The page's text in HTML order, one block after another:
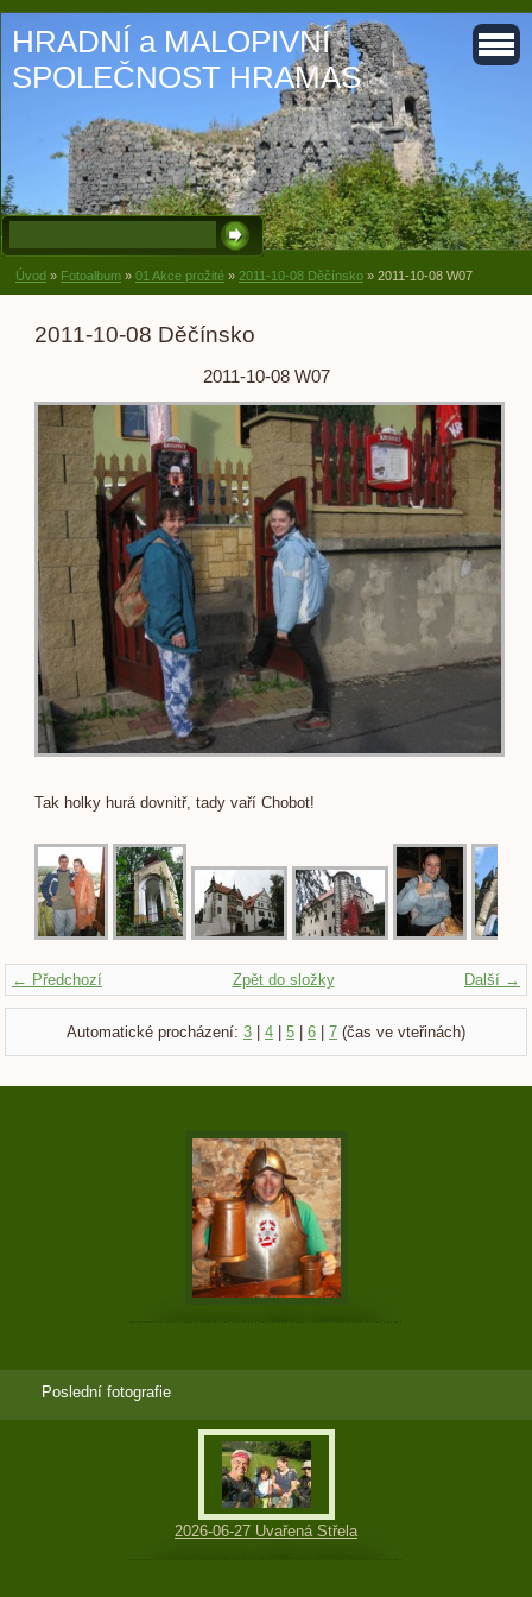
HRADNÍ a MALOPIVNÍ
SPOLEČNOST HRAMAS
Úvod » Fotoalbum » 01 Akce prožité » 2011-10-08 Děčínsko » 2011-10-08 W07
2011-10-08 Děčínsko
2011-10-08 W07
Tak holky hurá dovnitř, tady vaří Chobot!
← Předchozí Další →
Zpět do složky
Automatické procházení: 3 | 4 | 5 | 6 | 7 (čas ve vteřinách)
Poslední fotografie
2026-06-27 Uvařená Střela